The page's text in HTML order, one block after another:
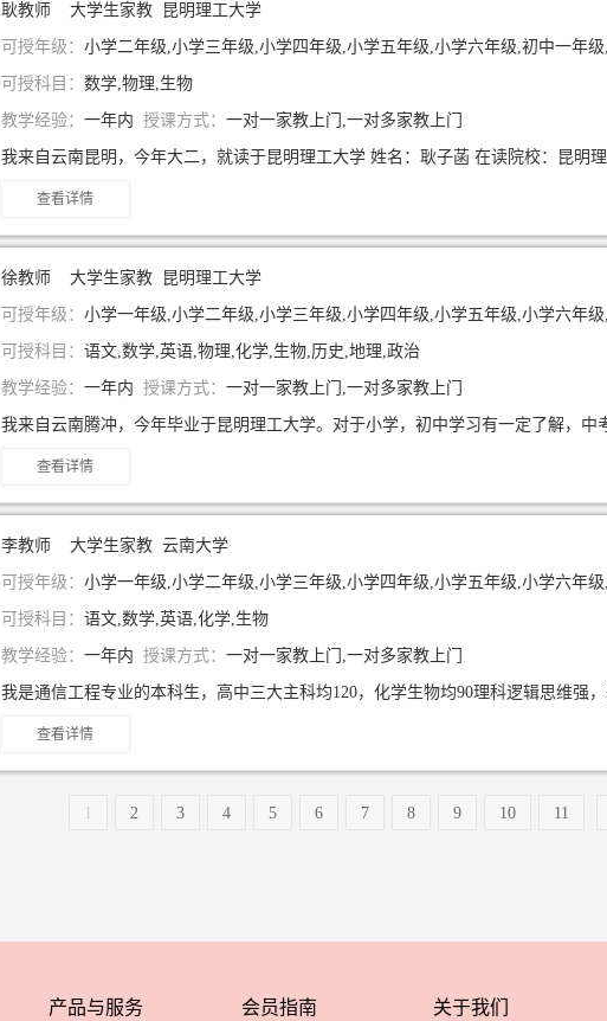
耿教师 大学生家教 昆明理工大学
可授年级： 小学二年级,小学三年级,小学四年级,小学五年级,小学六年级,初中一年
可授科目： 数学,物理,生物
教学经验： 一年内 授课方式： 一对一家教上门,一对多家教上门
查看详情
徐教师 大学生家教 昆明理工大学
可授年级： 小学一年级,小学二年级,小学三年级,小学四年级,小学五年级,小学六年
可授科目： 语文,数学,英语,物理,化学,生物,历史,地理,政治
教学经验： 一年内 授课方式： 一对一家教上门,一对多家教上门
查看详情
李教师 大学生家教 云南大学
可授年级： 小学一年级,小学二年级,小学三年级,小学四年级,小学五年级,小学六年
可授科目： 语文,数学,英语,化学,生物
教学经验： 一年内 授课方式： 一对一家教上门,一对多家教上门
查看详情
2 3 4 5 6 7 8 9 10 11
产品与服务 会员指南 关于我们